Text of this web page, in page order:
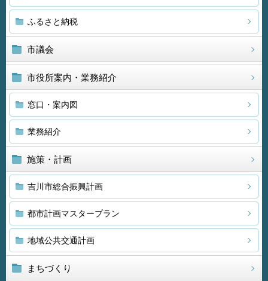
ふるさと納税
市議会
市役所案内・業務紹介
窓口・案内図
業務紹介
施策・計画
吉川市総合振興計画
都市計画マスタープラン
地域公共交通計画
まちづくり